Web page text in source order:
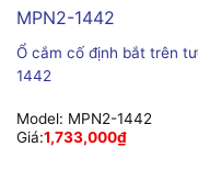
Ổ cắm cố định bắt trên
1442
Model: MPN2-1442
Giá:1,733,000₫